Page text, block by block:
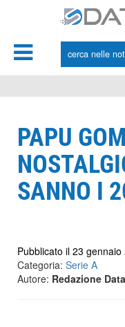
PAPU
SANNO I
Pubblicato il 23
Categoria: Serie A
Autore: Redazione